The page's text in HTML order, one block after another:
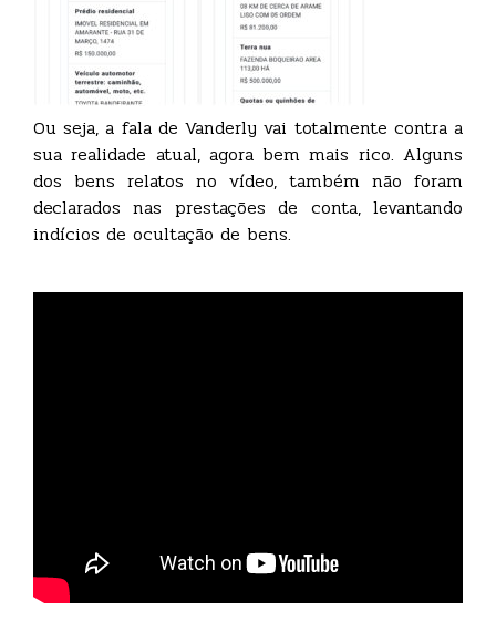
Ou seja, a fala de Vanderly vai totalmente contra a
sua realidade atual, agora bem mais rico. Alguns
dos bens relatos no vídeo, também não foram
declarados nas prestações de conta, levantando
indícios de ocultação de bens.